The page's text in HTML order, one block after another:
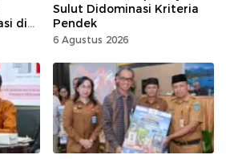
di
Sulut Didominasi Kriteria
Pendek
6 Agustus 2026